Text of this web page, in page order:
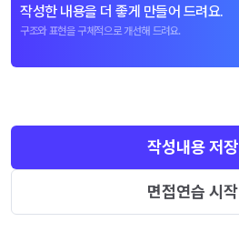
작성한 내용을 더 좋게 만들어 드려요.
구조와 표현을 구체적으로 개선해 드려요.
작성내용 저장
면접연습 시작